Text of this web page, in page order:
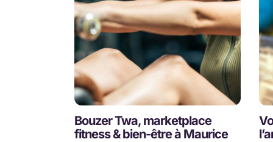
Bouzer Twa, marketplace
fitness & bien-être à Maurice